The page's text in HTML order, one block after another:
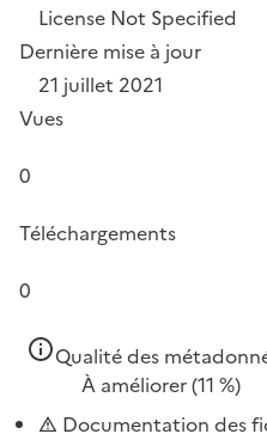
License Not Specified
Dernière mise à jour
21 juillet 2021
Vues
0
Téléchargements
0
Qualité des
À améliorer(11 %)
Documentation des